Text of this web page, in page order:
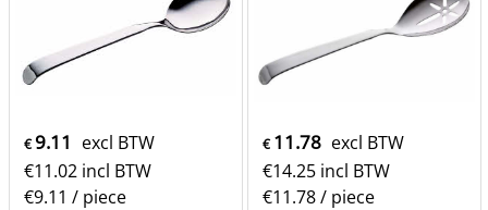
€9.11 excl BTW
€11.02 incl BTW
€9.11 / piece
€ 11.78 excl BTW
€14.25 incl BTW
€11.78/ piece